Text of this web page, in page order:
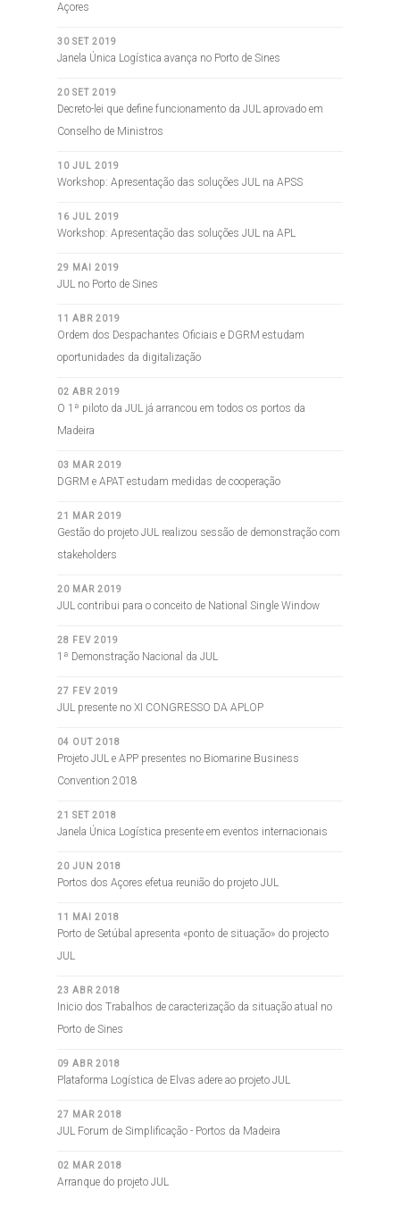
Açores
30 SET 2019
Janela Única Logística avança no Porto de Sines
20 SET 2019
Decreto-lei que define funcionamento da JUL aprovado em
Conselho de Ministros
10 JUL 2019
Workshop: Apresentação das soluções JUL na APSS
16 JUL 2019
Workshop: Apresentação das soluções JUL na APL
29 MAI 2019
JUL no Porto de Sines
11 ABR 2019
Ordem dos Despachantes Oficiais e DGRM estudam
oportunidades da digitalização
02 ABR 2019
O 1ª piloto da JUL já arrancou em todos os portos da
Madeira
03 MAR 2019
DGRM e APAT estudam medidas de cooperação
21 MAR 2019
Gestão do projeto JUL realizou sessão de demonstração com
stakeholders
20 MAR 2019
JUL contribui para o conceito de National Single Window
28 FEV 2019
1ª Demonstração Nacional da JUL
27 FEV 2019
JUL presente no XI CONGRESSO DA APLOP
04 OUT 2018
Projeto JUL e APP presentes no Biomarine Business
Convention 2018
21 SET 2018
Janela Única Logística presente em eventos internacionais
20 JUN 2018
Portos dos Açores efetua reunião do projeto JUL
11 MAI 2018
Porto de Setúbal apresenta «ponto de situação» do projecto
JUL
23 ABR 2018
Inicio dos Trabalhos de caracterização da situação atual no
Porto de Sines
09 ABR 2018
Plataforma Logística de Elvas adere ao projeto JUL
27 MAR 2018
JUL Forum de Simplificação - Portos da Madeira
02 MAR 2018
Arranque do projeto JUL